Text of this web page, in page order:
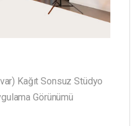
Kağıt Sonsuz Stüdyo
Görünümü